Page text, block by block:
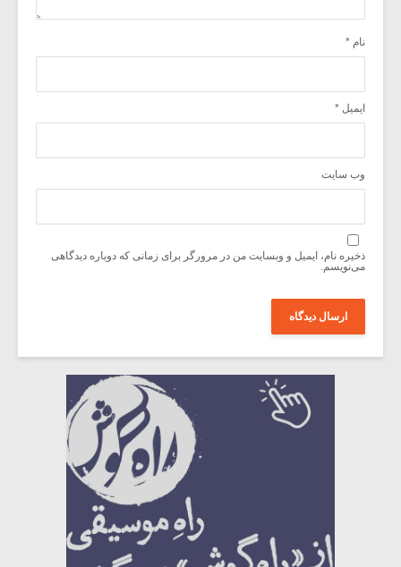
نام *
ایمیل *
وب‌ سایت
ذخیره نام، ایمیل و وبسایت من در مرورگر برای زمانی که دوباره دیدگاهی
می‌نویسم.